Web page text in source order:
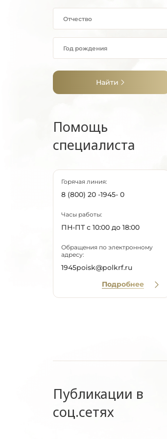
Найти
Помощь
специалиста
Горячая линия:
8 (800) 20 -1945- 0
Часы работы:
ПН-ПТ с 10:00 до 18:00
Обращения по электронному
адресу:
1945poisk@polkrf.ru
Подробнее
Публикации в
соц.сетях